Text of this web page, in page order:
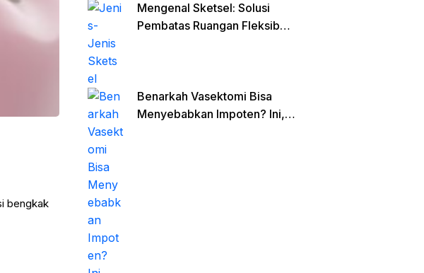
bengkak
Mengenal Sketsel: Solusi
Pembatas Ruangan Fleksibel
Benarkah Vasektomi Bisa
Menyebabkan Impoten? Ini,